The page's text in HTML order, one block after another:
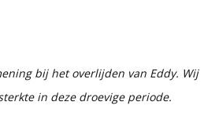
bij het overlijden van Eddy. Wij
in deze droevige periode.